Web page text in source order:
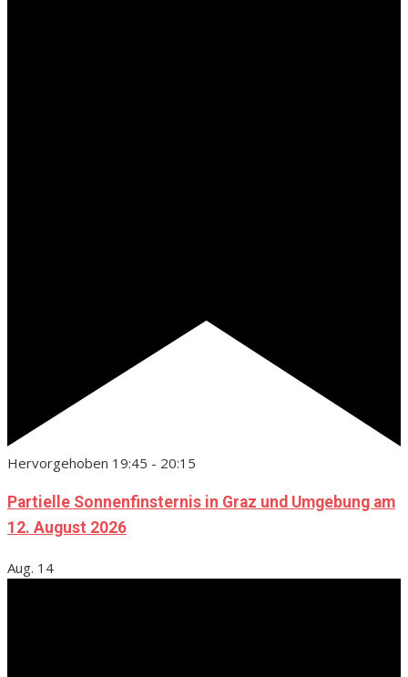
Hervorgehoben 19:45 - 20:15
Partielle Sonnenfinsternis in Graz und Umgebung am
12. August 2026
Aug. 14